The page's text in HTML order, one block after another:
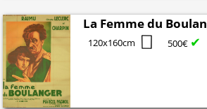
La Femme du
120x160cm 500€ ✔